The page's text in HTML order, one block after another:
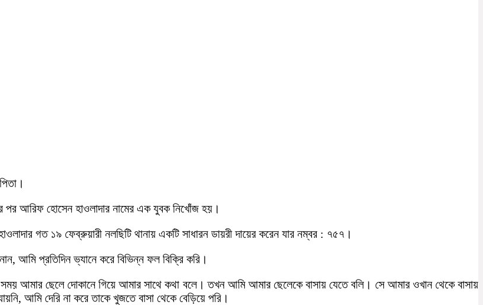
পর আরিফ হোসেন হাওলাদার নামের এক যুবক নিখোঁজ হয়।
গত ১৯ ফেব্রুয়ারী নলছিটি থানায় একটি সাধারন ডায়রী দায়ের করেন যার নম্বর : ৭৫৭।
আমি প্রতিদিন ভ্যানে করে বিভিন্ন ফল বিক্রি করি।
আমার ছেলে দোকানে গিয়ে আমার সাথে কথা বলে। তখন আমি আমার ছেলেকে বাসায় যেতে বলি। সে আমার ওখান থেকে বাসায়
আমি দেরি না করে তাকে খুজতে বাসা থেকে বেড়িয়ে পরি।